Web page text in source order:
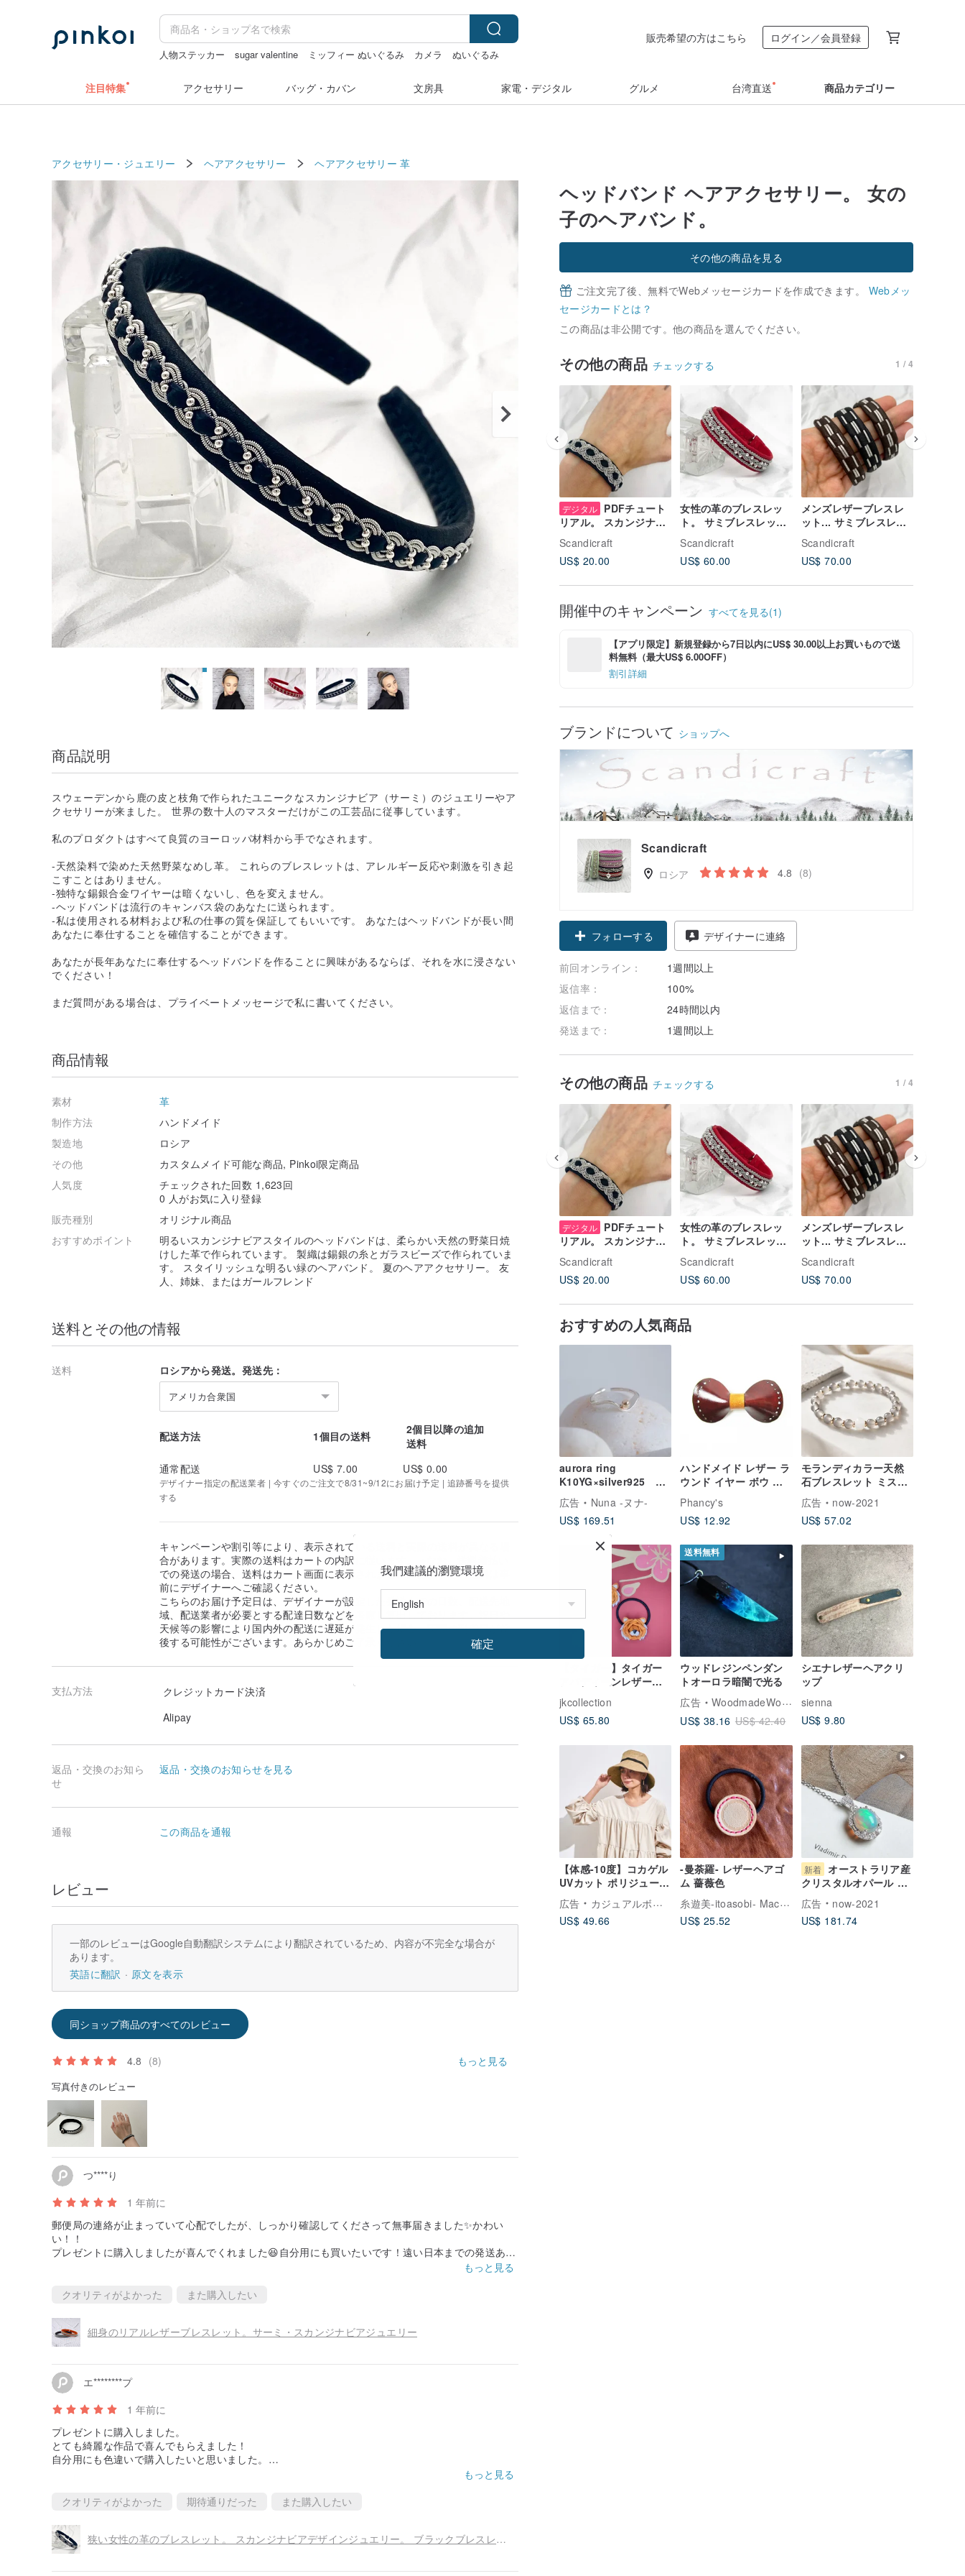
人物ステッカー sugar valentine ミッフィー ぬいぐるみ カメラ
ぬいぐるみ
販売希望の方はこちら ログイン／会員登録
注目特集 アクセサリー バッグ・カバン 文房具 家電・デジタル グルメ 台湾直送 商品カテゴリー
アクセサリー・ジュエリー ヘアアクセサリー ヘアアクセサリー 革
ヘッドバンド ヘアアクセサリー。 女の
子のヘアバンド。
その他の商品を見る
ご注文完了後、無料でWebメッセージカードを作成できます。 Webメッ
セージカードとは？
この商品は非公開です。他の商品を選んでください。
その他の商品 チェックする 1 / 4
デジタル PDFチュート
リアル。 スカンジナビ
アレザーブレスレット
レッスン。 英語でDIY
マスタークラス
Scandicraft
US$ 20.00
女性の革のブレスレッ
ト。 サミブレスレット
エリー。 ブラックメン
ズブレスレット
Scandicraft
US$ 60.00
メンズレザーブレスレ
ット... サミブレスレッ
ュエリー。 ブラックメ
ンズブレスレット
Scandicraft
US$ 70.00
開催中のキャンペーン すべてを見る(1)
【アプリ限定】新規登録から7日以内にUS$ 30.00以上お買いもので送
料無料（最大US$ 6.00OFF）
割引詳細
ブランドについて ショップへ
Scandicraft
ロシア 4.8 (8)
フォローする デザイナーに連絡
前回オンライン：
1週間以上
返信率：
100%
返信まで：
24時間以内
発送まで：
1週間以上
その他の商品 チェックする 1 / 4
デジタル PDFチュート
リアル。 スカンジナビ
アレザーブレスレット
レッスン。 英語でDIY
マスタークラス
Scandicraft
US$ 20.00
女性の革のブレスレッ
ト。 サミブレスレット
スカンジナビアのジュ
エリー。 ブラックメン
ズブレスレット
Scandicraft
US$ 60.00
メンズレザーブレスレ
ット... サミブレスレッ
ト スカンジナビアのジ
ュエリー。 ブラックメ
ンズブレスレット
Scandicraft
US$ 70.00
おすすめの人気商品
aurora ring
K10YG×silver925 オ
ーロラリング
広告
Nuna -ヌナ-
US$ 169.51
ハンドメイド レザー ラ
ウンド イヤー ボウ ヘ
ア クリップ 前髪クリッ
プ 蝶ネクタイ - ブラッ
ク ブラウン
Phancy's
US$ 12.92
モランディカラー天然
石ブレスレット ミステ
ィグレーアゲート 天山
翠玉 ミニマルな上質感
ヒーリング系アクセサ
広告
now-2021
US$ 57.02
【タイガー】タイガー
アバディーンレザース
モールローズヘアバン
ド│ブラケット
jkcollection
US$ 65.80
送料無料
ウッドレジンペンダン
トオーロラ暗闇で光る
広告
WoodmadeWonderwood
US$ 38.16 US$ 42.40
シエナレザーヘアクリ
ップ
sienna
US$ 9.80
【体感-10度】コカゲル
UVカット ポリジュート
ハット
広告
カジュアルボックス casual box
US$ 49.66
-曼荼羅- レザーヘアゴ
ム 薔薇色
糸遊美-itoasobi- Macrame Leather Works
US$ 25.52
新着 オーストラリア産
クリスタルオパール 純
銀ネックレス 肉眼で楽
しめる高品質遊色 10 月
誕生石 ファインジュエ
広告
now-2021
US$ 181.74
商品説明
スウェーデンから鹿の皮と枝角で作られたユニークなスカンジナビア（サーミ）のジュエリーやア
クセサリーが来ました。 世界の数十人のマスターだけがこの工芸品に従事しています。
私のプロダクトはすべて良質のヨーロッパ材料から手でなされます。
-天然染料で染めた天然野菜なめし革。 これらのブレスレットは、アレルギー反応や刺激を引き起
こすことはありません。
-独特な錫銀合金ワイヤーは暗くないし、色を変えません。
-ヘッドバンドは流行のキャンバス袋のあなたに送られます。
-私は使用される材料および私の仕事の質を保証してもいいです。 あなたはヘッドバンドが長い間
あなたに奉仕することを確信することができます。
あなたが長年あなたに奉仕するヘッドバンドを作ることに興味があるならば、それを水に浸さない
でください！
まだ質問がある場合は、プライベートメッセージで私に書いてください。
商品情報
素材
革
制作方法
ハンドメイド
製造地
ロシア
その他
カスタムメイド可能な商品, Pinkoi限定商品
人気度
チェックされた回数 1,623回
0 人がお気に入り登録
販売種別
オリジナル商品
おすすめポイント
明るいスカンジナビアスタイルのヘッドバンドは、柔らかい天然の野菜日焼
けした革で作られています。 製織は錫銀の糸とガラスビーズで作られていま
す。 スタイリッシュな明るい緑のヘアバンド。 夏のヘアアクセサリー。 友
人、姉妹、またはガールフレンド
送料とその他の情報
送料 ロシアから発送。発送先：
アメリカ合衆国
配送方法 1個目の送料
2個目以降の追加
送料
通常配送
US$ 7.00 US$ 0.00
デザイナー指定の配送業者 | 今すぐのご注文で8/31~9/12にお届け予定 | 追跡番号を提供
する
キャンペーンや割引等により、表示されている送料と実際の送料が異なる場
合があります。実際の送料はカートの内訳に従います。 ※なお、送料着払い
での発送の場合、送料はカート画面に表示されません。おおよその送料は事
前にデザイナーへご確認ください。
こちらのお届け予定日は、デザイナーが設定した発送までの日数、配送先地
域、配送業者が必要とする配達日数などを考慮し算出しております。祝日や
天候等の影響により国内外の配送に遅延が発生した場合、実際の到着日が前
後する可能性がございます。あらかじめご了承ください。
支払方法
クレジットカード決済
Alipay
返品・交換のお知ら
せ
返品・交換のお知らせを見る
通報 この商品を通報
レビュー
一部のレビューはGoogle自動翻訳システムにより翻訳されているため、内容が不完全な場合が
あります。
英語に翻訳
原文を表示
同ショップ商品のすべてのレビュー
4.8 (8) もっと見る
写真付きのレビュー
つ****り
1 年前に
郵便局の連絡が止まっていて心配でしたが、しっかり確認してくださって無事届きました✨かわい
い！！
プレゼントに購入しましたが喜んでくれました😆自分用にも買いたいです！遠い日本までの発送あり
もっと見る
クオリティがよかった
また購入したい
細身のリアルレザーブレスレット。サーミ・スカンジナビアジュエリー
エ********プ
1 年前に
プレゼントに購入しました。
とても綺麗な作品で喜んでもらえました！
自分用にも色違いで購入したいと思いました。
もっと見る
クオリティがよかった
期待通りだった また購入したい
狭い女性の革のブレスレット。 スカンジナビアデザインジュエリー。 ブラックブレスレット
我們建議的瀏覽環境
確定